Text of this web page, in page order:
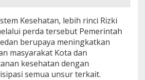
Kesehatan, lebih rinci Rizki
perda tersebut Pemerintah
berupaya meningkatkan
masyarakat Kota dan
kesehatan dengan
semua unsur terkait.